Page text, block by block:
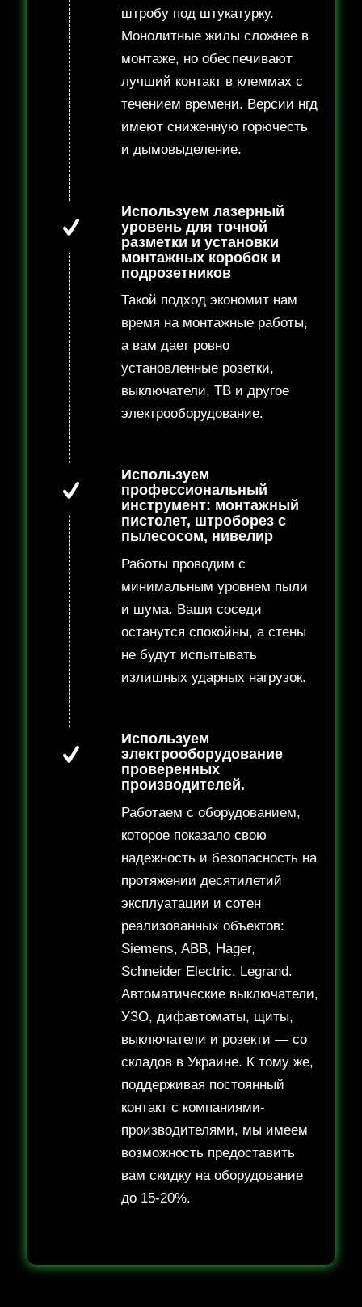
штробу под штукатурку.
Монолитные жилы сложнее в
монтаже, но обеспечивают
лучший контакт в клеммах с
течением времени. Версии нгд
имеют сниженную горючесть
и дымовыделение.
Используем лазерный
уровень для точной
разметки и установки
монтажных коробок и
подрозетников
Такой подход экономит нам
время на монтажные работы,
а вам дает ровно
установленные розетки,
выключатели, ТВ и другое
электрооборудование.
Используем
профессиональный
инструмент: монтажный
пистолет, штроборез с
пылесосом, нивелир
Работы проводим с
минимальным уровнем пыли
и шума. Ваши соседи
останутся спокойны, а стены
не будут испытывать
излишных ударных нагрузок.
Используем
электрооборудование
проверенных
производителей.
Работаем с оборудованием,
которое показало свою
надежность и безопасность на
протяжении десятилетий
эксплуатации и сотен
реализованных объектов:
Siemens, ABB, Hager,
Schneider Electric, Legrand.
Автоматические выключатели,
УЗО, дифавтоматы, щиты,
выключатели и розекти — со
складов в Украине. К тому же,
поддерживая постоянный
контакт с компаниями-
производителями, мы имеем
возможность предоставить
вам скидку на оборудование
до 15-20%.